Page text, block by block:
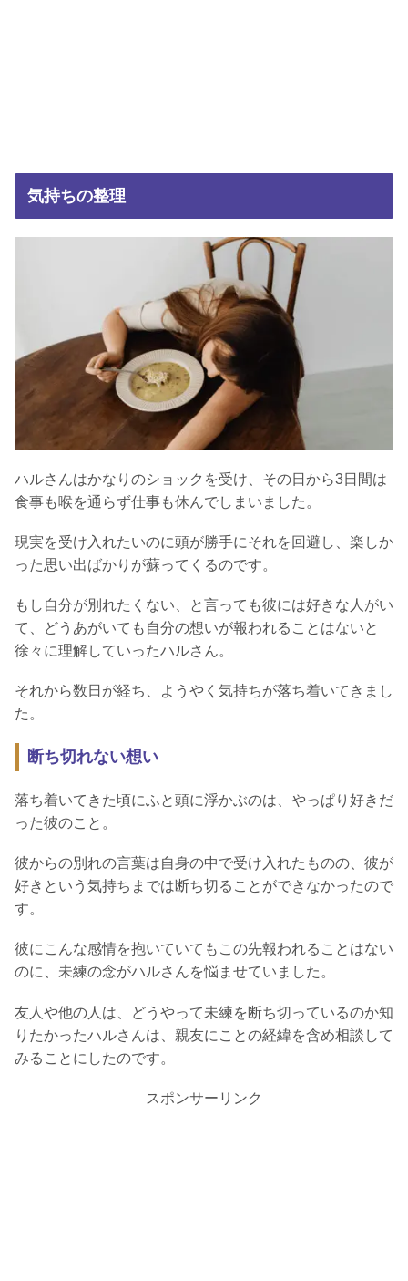
気持ちの整理
ハルさんはかなりのショックを受け、その日から3日間は
食事も喉を通らず仕事も休んでしまいました。
現実を受け入れたいのに頭が勝手にそれを回避し、楽しか
った思い出ばかりが蘇ってくるのです。
もし自分が別れたくない、と言っても彼には好きな人がい
て、どうあがいても自分の想いが報われることはないと
徐々に理解していったハルさん。
それから数日が経ち、ようやく気持ちが落ち着いてきまし
た。
断ち切れない想い
落ち着いてきた頃にふと頭に浮かぶのは、やっぱり好きだ
った彼のこと。
彼からの別れの言葉は自身の中で受け入れたものの、彼が
好きという気持ちまでは断ち切ることができなかったので
す。
彼にこんな感情を抱いていてもこの先報われることはない
のに、未練の念がハルさんを悩ませていました。
友人や他の人は、どうやって未練を断ち切っているのか知
りたかったハルさんは、親友にことの経緯を含め相談して
みることにしたのです。
スポンサーリンク